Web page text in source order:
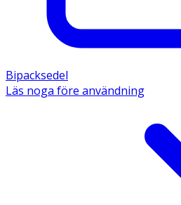
Bipacksedel
Läs noga före användning